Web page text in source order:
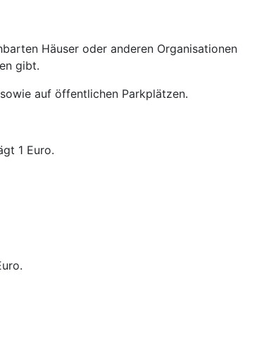
Häuser oder anderen Organisationen
gibt.
auf öffentlichen Parkplätzen.
1 Euro.